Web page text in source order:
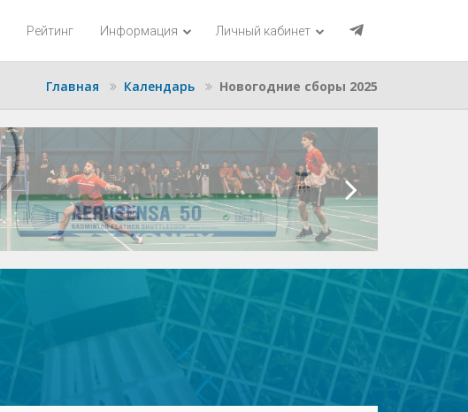
Рейтинг Информация Личный кабинет
Главная Календарь Новогодние сборы 2025